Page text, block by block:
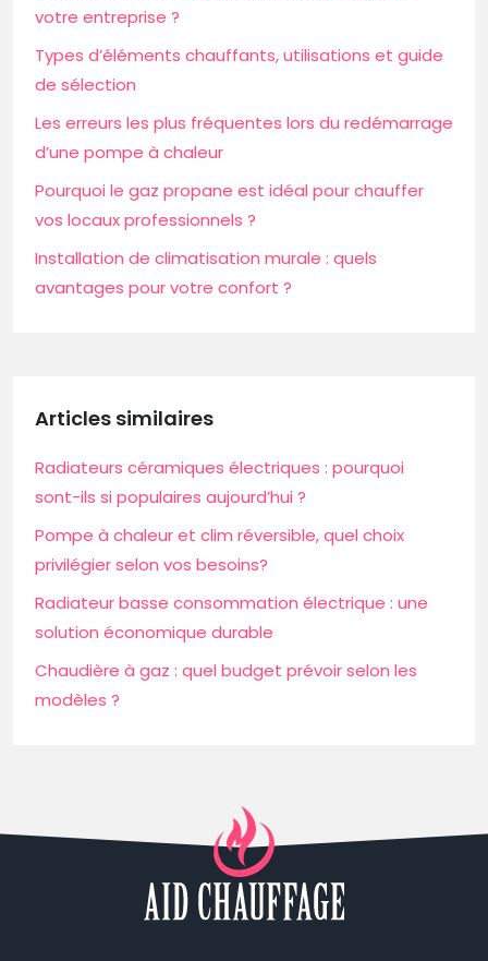
votre entreprise ?
Types d’éléments chauffants, utilisations et guide
de sélection
Les erreurs les plus fréquentes lors du redémarrage
d’une pompe à chaleur
Pourquoi le gaz propane est idéal pour chauffer
vos locaux professionnels ?
Installation de climatisation murale : quels
avantages pour votre confort ?
Articles similaires
Radiateurs céramiques électriques : pourquoi
sont-ils si populaires aujourd’hui ?
Pompe à chaleur et clim réversible, quel choix
privilégier selon vos besoins?
Radiateur basse consommation électrique : une
solution économique durable
Chaudière à gaz : quel budget prévoir selon les
modèles ?